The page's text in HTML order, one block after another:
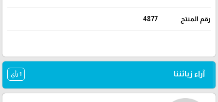
رقم المنتج 4877
آراء زبائننا 1 رأي